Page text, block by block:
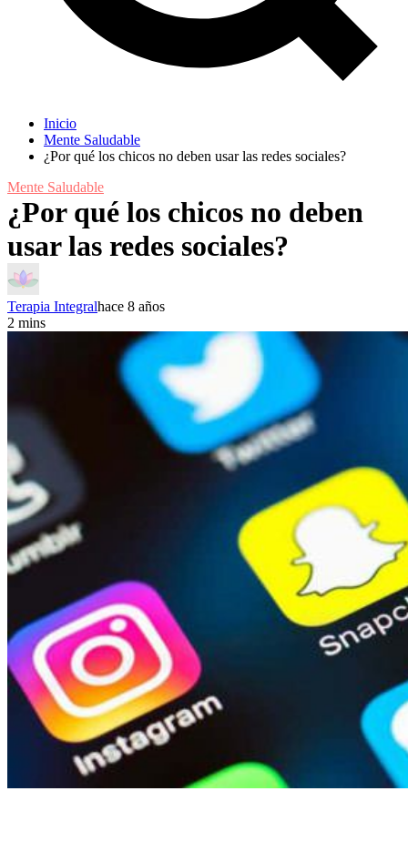
Inicio
Mente Saludable
¿Por qué los chicos no deben usar las redes sociales?
Mente Saludable
¿Por qué los chicos no deben
usar las redes sociales?
Terapia Integralhace 8 años
2 mins